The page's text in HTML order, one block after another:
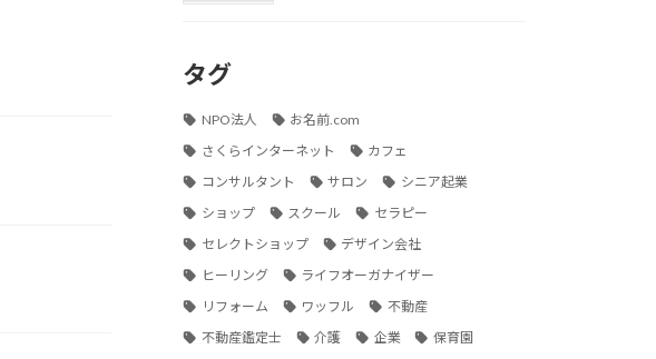
タグ
NPO法人
お名前.com
さくらインターネット
カフェ
コンサルタント
サロン
シニア起業
ショップ
スクール
セラピー
セレクトショップ
デザイン会社
ヒーリング
ライフオーガナイザー
リフォーム
ワッフル
不動産
不動産鑑定士
介護 企業
保育園